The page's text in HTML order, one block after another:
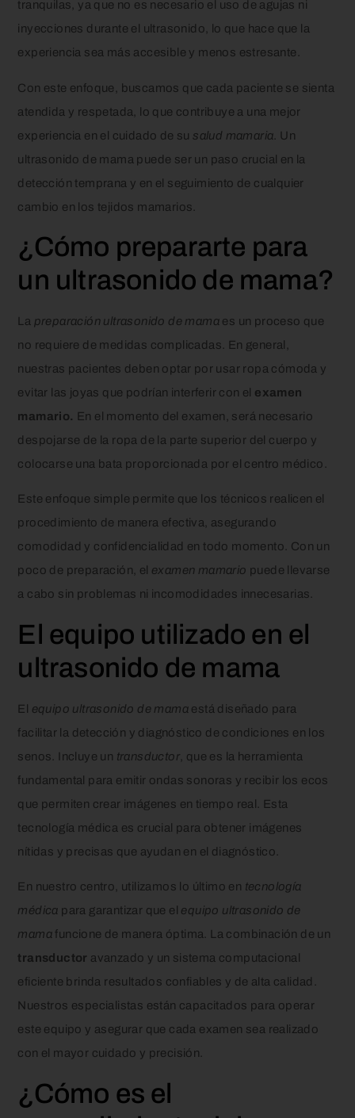
tranquilas, ya que no es necesario el uso de agujas ni
inyecciones durante el ultrasonido, lo que hace que la
experiencia sea más accesible y menos estresante.
Con este enfoque, buscamos que cada paciente se sienta
atendida y respetada, lo que contribuye a una mejor
experiencia en el cuidado de susalud mamaria . Un
ultrasonido de mama puede ser un paso crucial en la
detección temprana y en el seguimiento de cualquier
cambio en los tejidos mamarios.
¿Cómo prepararte para
un ultrasonido de mama?
La preparación ultrasonido de mama es un proceso que
no requiere de medidas complicadas. En general,
nuestras pacientes deben optar por usar ropa cómoda y
evitar las joyas que podrían interferir con el examen
mamario. En el momento del examen, será necesario
despojarse de la ropa de la parte superior del cuerpo y
colocarse una bata proporcionada por el centro médico.
Este enfoque simple permite que los técnicos realicen el
procedimiento de manera efectiva, asegurando
comodidad y confidencialidad en todo momento. Con un
poco de preparación, el examen mamario puede llevarse
a cabo sin problemas ni incomodidades innecesarias.
El equipo utilizado en el
ultrasonido de mama
El equipo ultrasonido de mama está diseñado para
facilitar la detección y diagnóstico de condiciones en los
senos. Incluye un transductor , que es la herramienta
fundamental para emitir ondas sonoras y recibir los ecos
que permiten crear imágenes en tiempo real. Esta
tecnología médica es crucial para obtener imágenes
nítidas y precisas que ayudan en el diagnóstico.
En nuestro centro, utilizamos lo último en tecnología
médica para garantizar que el equipo ultrasonido de
mamafuncione de manera óptima. La combinación de un
transductor avanzado y un sistema computacional
eficiente brinda resultados confiables y de alta calidad.
Nuestros especialistas están capacitados para operar
este equipo y asegurar que cada examen sea realizado
con el mayor cuidado y precisión.
¿Cómo es el